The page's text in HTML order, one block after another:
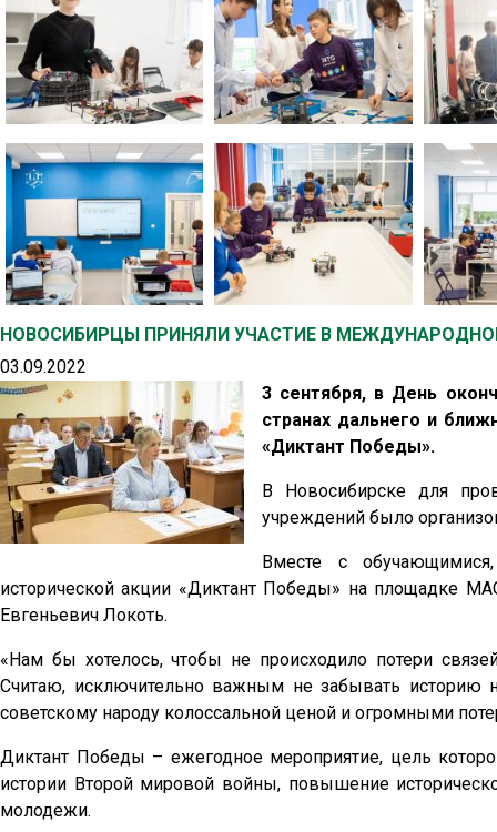
НОВОСИБИРЦЫ ПРИНЯЛИ УЧАСТИЕ В
03.09.2022
3 сентября, в День
странах дальнего и
«Диктант Победы».
В Новосибирске для
учреждений было
Вместе с
исторической акции «Диктант Победы» на площадке
Евгеньевич Локоть.
«Нам бы хотелось, чтобы не происходило потери
Считаю, исключительно важным не забывать историю
советскому народу колоссальной ценой и огромными
Диктант Победы – ежегодное мероприятие, цель
истории Второй мировой войны, повышение
молодежи.